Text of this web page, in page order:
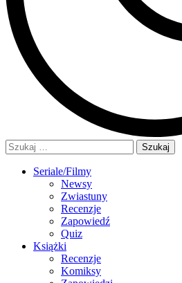
Szukaj:
Seriale/Filmy
Newsy
Zwiastuny
Recenzje
Zapowiedź
Quiz
Książki
Recenzje
Komiksy